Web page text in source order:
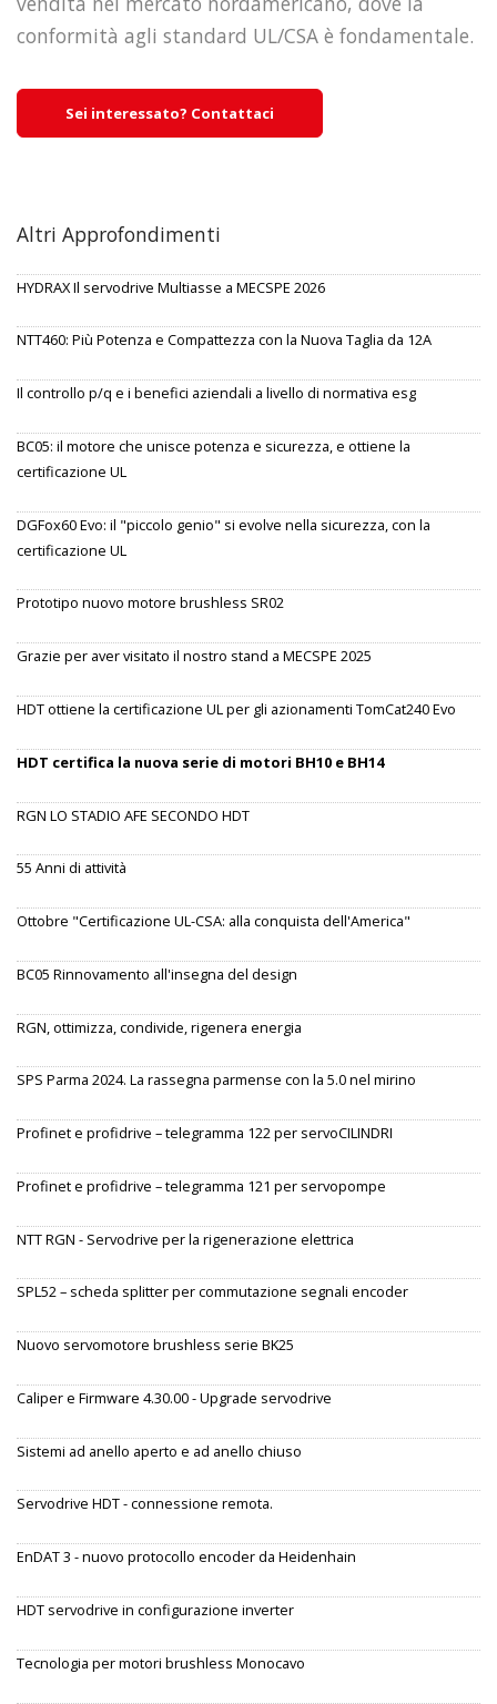
conformità agli standard UL/CSA è fondamentale.
Sei interessato? Contattaci
Altri Approfondimenti
HYDRAX Il servodrive Multiasse a MECSPE 2026
NTT460: Più Potenza e Compattezza con la Nuova Taglia da 12A
Il controllo p/q e i benefici aziendali a livello di normativa esg
BC05: il motore che unisce potenza e sicurezza, e ottiene la
certificazione UL
DGFox60 Evo: il "piccolo genio" si evolve nella sicurezza, con la
certificazione UL
Prototipo nuovo motore brushless SR02
Grazie per aver visitato il nostro stand a MECSPE 2025
HDT ottiene la certificazione UL per gli azionamenti TomCat240 Evo
HDT certifica la nuova serie di motori BH10 e BH14
RGN LO STADIO AFE SECONDO HDT
55 Anni di attività
Ottobre "Certificazione UL-CSA: alla conquista dell'America"
BC05 Rinnovamento all'insegna del design
RGN, ottimizza, condivide, rigenera energia
SPS Parma 2024. La rassegna parmense con la 5.0 nel mirino
Profinet e profidrive – telegramma 122 per servoCILINDRI
Profinet e profidrive – telegramma 121 per servopompe
NTT RGN - Servodrive per la rigenerazione elettrica
SPL52 – scheda splitter per commutazione segnali encoder
Nuovo servomotore brushless serie BK25
Caliper e Firmware 4.30.00 - Upgrade servodrive
Sistemi ad anello aperto e ad anello chiuso
Servodrive HDT - connessione remota.
EnDAT 3 - nuovo protocollo encoder da Heidenhain
HDT servodrive in configurazione inverter
Tecnologia per motori brushless Monocavo